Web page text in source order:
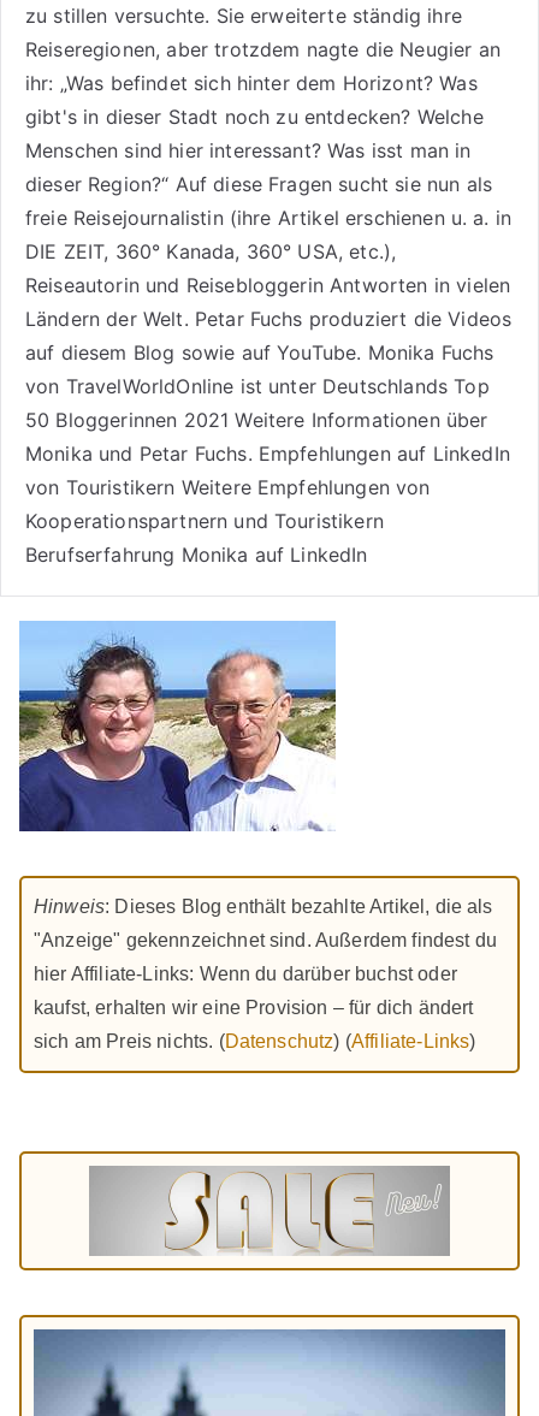
zu stillen versuchte. Sie erweiterte ständig ihre
Reiseregionen, aber trotzdem nagte die Neugier an
ihr: „Was befindet sich hinter dem Horizont? Was
gibt's in dieser Stadt noch zu entdecken? Welche
Menschen sind hier interessant? Was isst man in
dieser Region?“ Auf diese Fragen sucht sie nun als
freie Reisejournalistin (ihre Artikel erschienen u. a. in
DIE ZEIT, 360° Kanada, 360° USA, etc.),
Reiseautorinund Reisebloggerin Antworten in vielen
Ländern der Welt. Petar Fuchs produziert die Videos
auf diesem Blog sowie aufYouTube. Monika Fuchs
von TravelWorldOnline ist unter Deutschlands Top
50 Bloggerinnen 2021 Weitere Informationen über
Monika und Petar Fuchs. Empfehlungen auf LinkedIn
von Touristikern Weitere Empfehlungen von
Kooperationspartnern und Touristikern
Berufserfahrung Monika auf LinkedIn
Hinweis: Dieses Blog enthält bezahlte Artikel, die als
"Anzeige" gekennzeichnet sind. Außerdem findest du
hier Affiliate-Links: Wenn du darüber buchst oder
kaufst, erhalten wir eine Provision – für dich ändert
sich am Preis nichts. (Datenschutz) (Affiliate-Links)